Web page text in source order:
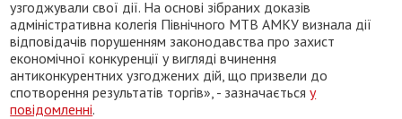
узгоджували свої дії. На основі зібраних доказів
адміністративна колегія Північного МТВ АМКУ визнала дії
відповідачів порушенням законодавства про захист
економічної конкуренції у вигляді вчинення
антиконкурентних узгоджених дій, що призвели до
спотворення результатів торгів», - зазначаєтьсяу
повідомленні.